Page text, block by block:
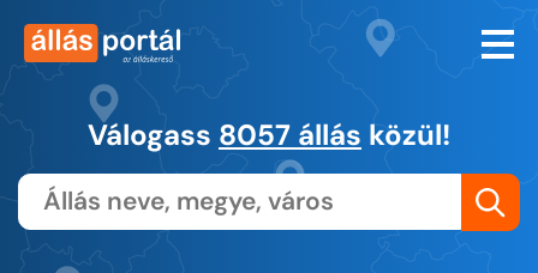
Válogass 8057 állás közül!